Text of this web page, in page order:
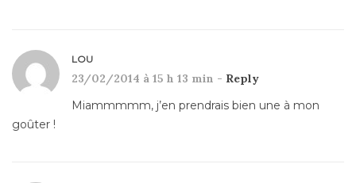
LOU
23/02/2014 à 15 h 13 min - Reply
Miammmmm, j’en prendrais bien une à mon
goûter !